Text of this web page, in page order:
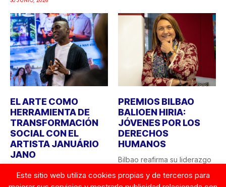
EL ARTE COMO
HERRAMIENTA DE
TRANSFORMACIÓN
SOCIAL CON EL
ARTISTA JANUÁRIO
JANO
Robert F. Kennedy Human
PREMIOS BILBAO
BALIOEN HIRIA:
JÓVENES POR LOS
DERECHOS
HUMANOS
Bilbao reafirma su liderazgo
con los valores
Este sitio web utiliza cookies propias y de terceros para